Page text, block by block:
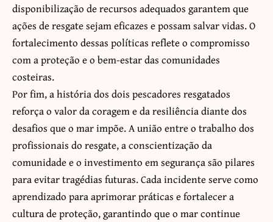
disponibilização de recursos adequados garantem que
ações de resgate sejam eficazes e possam salvar vidas. O
fortalecimento dessas políticas reflete o compromisso
com a proteção e o bem-estar das comunidades
costeiras.
Por fim, a história dos dois pescadores resgatados
reforça o valor da coragem e da resiliência diante dos
desafios que o mar impõe. A união entre o trabalho dos
profissionais do resgate, a conscientização da
comunidade e o investimento em segurança são pilares
para evitar tragédias futuras. Cada incidente serve como
aprendizado para aprimorar práticas e fortalecer a
cultura de proteção, garantindo que o mar continue